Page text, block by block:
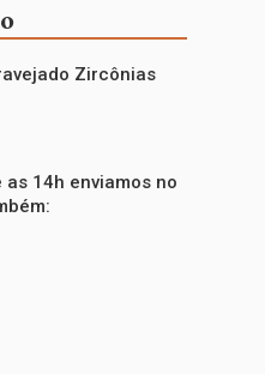
Zircônias
14h enviamos no